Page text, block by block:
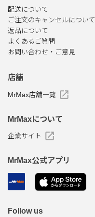
配送について
ご注文のキャンセルについて
返品について
よくあるご質問
お問い合わせ・ご意見
店舗
MrMax店舗一覧
MrMaxについて
企業サイト
MrMax公式アプリ
Follow us